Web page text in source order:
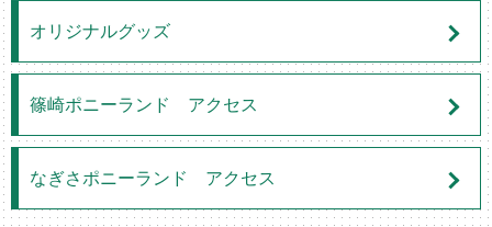
オリジナルグッズ
篠崎ポニーランド アクセス
なぎさポニーランド アクセス